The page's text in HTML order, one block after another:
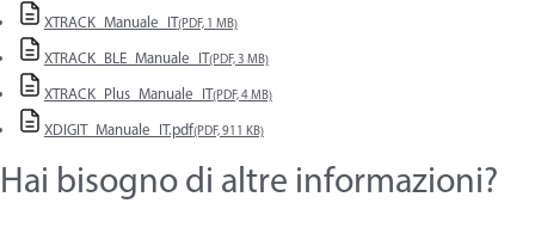
XTRACK_Manuale_IT(PDF, 1 MB)
XTRACK_BLE_Manuale_IT(PDF, 3 MB)
XTRACK_Plus_Manuale_IT(PDF, 4 MB)
XDIGIT_Manuale_IT.pdf(PDF, 911 KB)
Hai bisogno di altre informazioni?